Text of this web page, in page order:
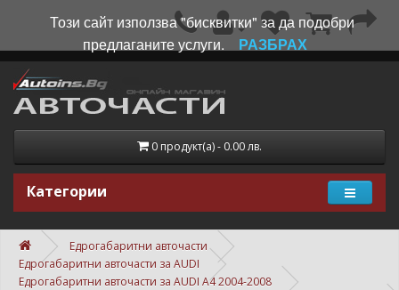
0 продукт(а) - 0.00 лв.
Категории
Едрогабаритни авточасти
Едрогабаритни авточасти за AUDI
Едрогабаритни авточасти за AUDI A4 2004-2008
Този сайт използва "бисквитки" за да подобри
предлаганите услуги.
РАЗБРАХ